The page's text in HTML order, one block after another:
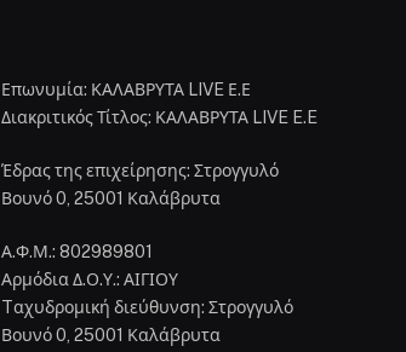
Επωνυμία: ΚΑΛΑΒΡΥΤΑ LIVE Ε.Ε
Διακριτικός Τίτλος: ΚΑΛΑΒΡΥΤΑ LIVE E.E
Έδρας της επιχείρησης: Στρογγυλό
Βουνό 0, 25001 Καλάβρυτα
Α.Φ.Μ.: 802989801
Αρμόδια Δ.Ο.Υ.: ΑΙΓΙΟΥ
Tαχυδρομική διεύθυνση: Στρογγυλό
Βουνό 0, 25001 Καλάβρυτα